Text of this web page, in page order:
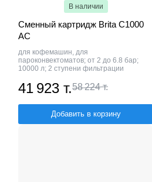
В наличии
Сменный картридж Brita C1000
AC
для кофемашин, для
пароконвектоматов; от 2 до 6.8 бар;
10000 л; 2 ступени фильтрации
41 923 т.58 224 т.
Добавить в корзину